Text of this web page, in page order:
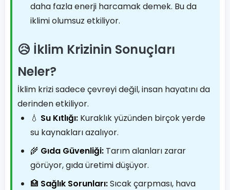
daha fazla enerji harcamak demek. Bu da
iklimi olumsuz etkiliyor.
😥 İklim Krizinin Sonuçları
Neler?
İklim krizi sadece çevreyi değil, insan hayatını da
derinden etkiliyor.
💧 Su Kıtlığı: Kuraklık yüzünden birçok yerde
su kaynakları azalıyor.
🌾 Gıda Güvenliği: Tarım alanları zarar
görüyor, gıda üretimi düşüyor.
🏥 Sağlık Sorunları:Sıcak çarpması, hava